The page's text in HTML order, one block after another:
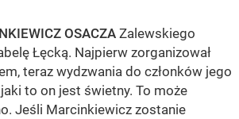
OSACZA Zalewskiego
Łęcką. Najpierw zorganizował
teraz wydzwania do członków jego
to on jest świetny. To może
Jeśli Marcinkiewicz zostanie